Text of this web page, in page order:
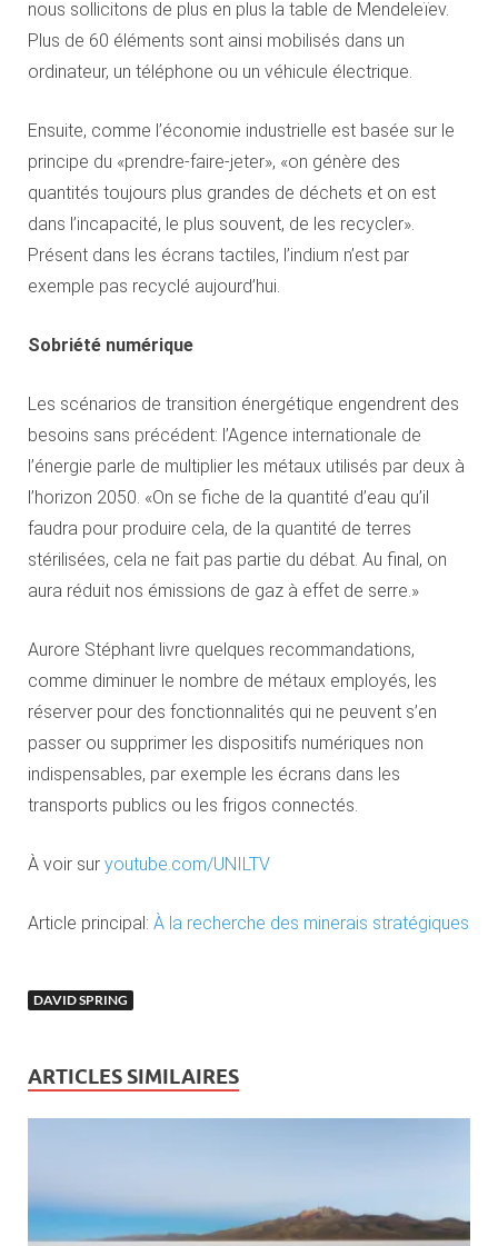
nous sollicitons de plus en plus la table de Mendeleïev.
Plus de 60 éléments sont ainsi mobilisés dans un
ordinateur, un téléphone ou un véhicule électrique.
Ensuite, comme l’économie industrielle est basée sur le
principe du «prendre-faire-jeter», «on génère des
quantités toujours plus grandes de déchets et on est
dans l’incapacité, le plus souvent, de les recycler».
Présent dans les écrans tactiles, l’indium n’est par
exemple pas recyclé aujourd’hui.
Sobriété numérique
Les scénarios de transition énergétique engendrent des
besoins sans précédent: l’Agence internationale de
l’énergie parle de multiplier les métaux utilisés par deux à
l’horizon 2050. «On se fiche de la quantité d’eau qu’il
faudra pour produire cela, de la quantité de terres
stérilisées, cela ne fait pas partie du débat. Au final, on
aura réduit nos émissions de gaz à effet de serre.»
Aurore Stéphant livre quelques recommandations,
comme diminuer le nombre de métaux employés, les
réserver pour des fonctionnalités qui ne peuvent s’en
passer ou supprimer les dispositifs numériques non
indispensables, par exemple les écrans dans les
transports publics ou les frigos connectés.
À voir sur youtube.com/UNILTV
Article principal: À la recherche des minerais stratégiques
DAVID SPRING
ARTICLES SIMILAIRES